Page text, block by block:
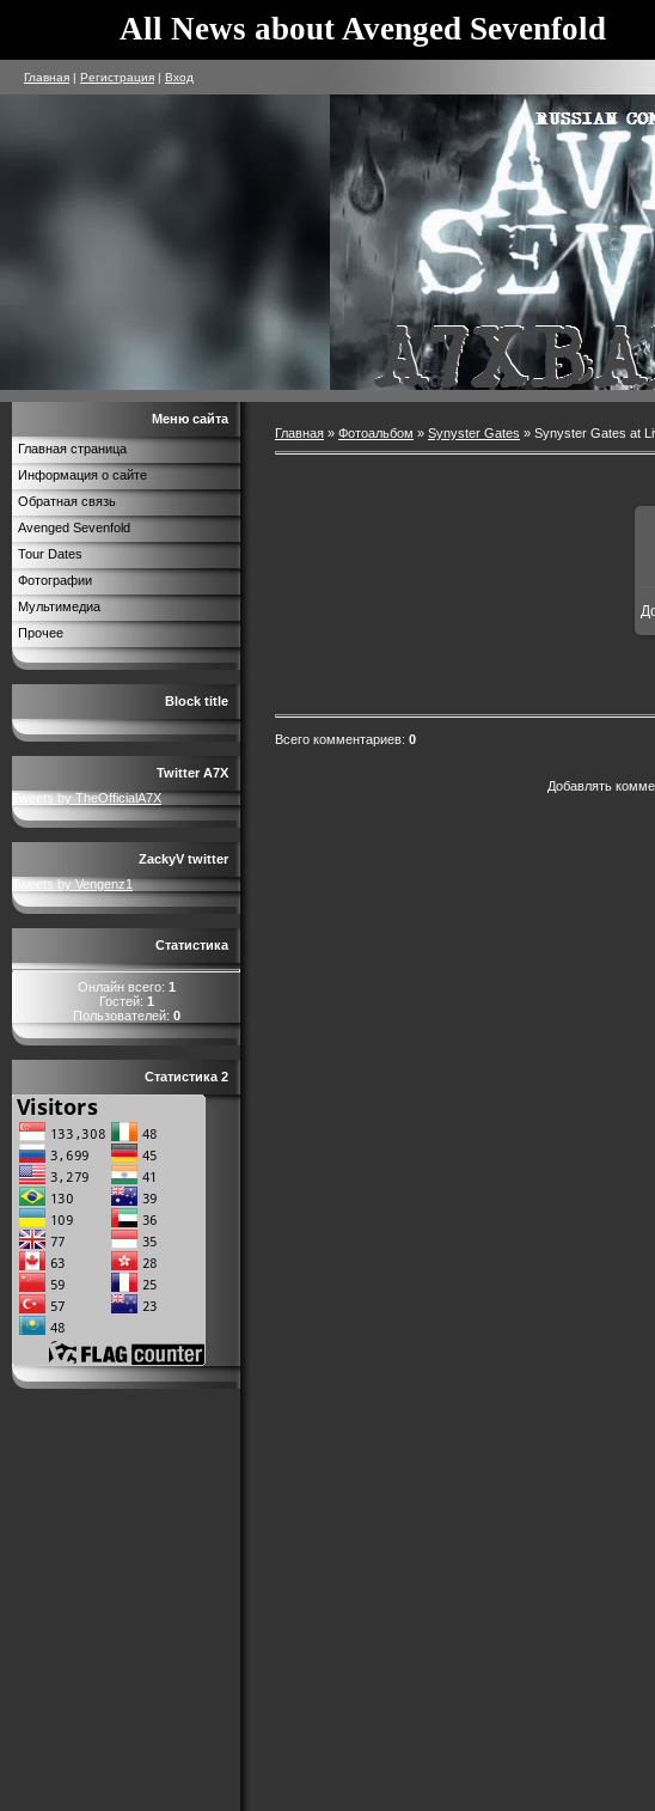
All News about Avenged Sevenfold
Главная | Регистрация | Вход
Меню сайта
Главная страница
Информация о сайте
Обратная связь
Avenged Sevenfold
Tour Dates
Фотографии
Мультимедиа
Прочее
Block title
Twitter A7X
Tweets by TheOfficialA7X
ZackyV twitter
Tweets by Vengenz1
Статистика
Онлайн всего: 1
Гостей: 1
Пользователей: 0
Статистика 2
Главная » Фотоальбом » Synyster Gates » Synyster Gates at
Всего комментариев: 0
Добавлять